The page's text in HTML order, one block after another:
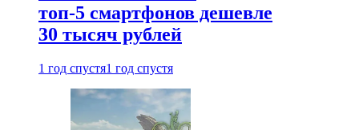
топ-5 смартфонов дешевле
30 тысяч рублей
1 год спустя1 год спустя